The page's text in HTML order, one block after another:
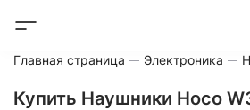
Главная страница Электроника
Купить Наушники Hoco